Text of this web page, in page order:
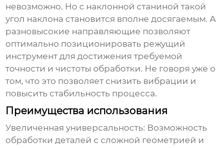
невозможно. Но с наклонной станиной такой
угол наклона становится вполне досягаемым. А
разновысокие направляющие позволяют
оптимально позиционировать режущий
инструмент для достижения требуемой
точности и чистоты обработки. Не говоря уже о
том, что это позволяет снизить вибрации и
повысить стабильность процесса.
Преимущества использования
Увеличенная универсальность: Возможность
обработки деталей с сложной геометрией и